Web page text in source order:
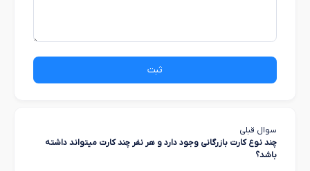
ثبت
سوال قبلی
چند نوع کارت بازرگانی وجود دارد و هر نفر چند کارت میتواند داشته
باشد؟